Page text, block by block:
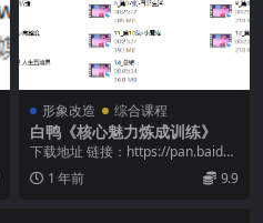
形象改造 综合课程
白鸭《核心魅力炼成训练》
下载地址 链接：https://pan.baidu.
com/s/1StecEBM...
1 年前 9.9